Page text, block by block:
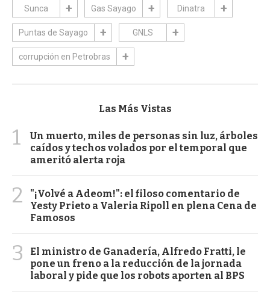
Sunca Gas Sayago Dinatra
Puntas de Sayago GNLS
corrupción en Petrobras
Las Más Vistas
1
Un muerto, miles de personas sin luz, árboles
caídos y techos volados por el temporal que
ameritó alerta roja
2
"¡Volvé a Adeom!": el filoso comentario de
Yesty Prieto a Valeria Ripoll en plena Cena de
Famosos
3
El ministro de Ganadería, Alfredo Fratti, le
pone un freno a la reducción de la jornada
laboral y pide que los robots aporten al BPS